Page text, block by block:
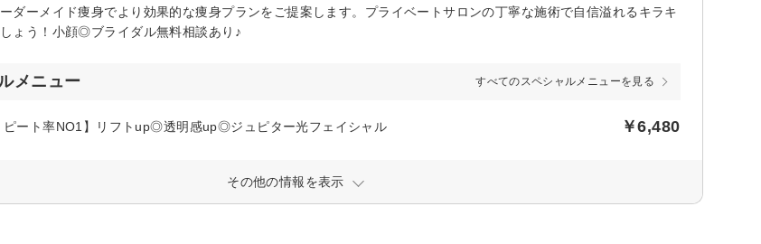
ダーメイド痩身でより効果的な痩身プランをご提案します。プライベートサロンの丁寧な施術で自信溢れるキラキ
ょう！小顔◎ブライダル無料相談あり♪
メニュー すべてのスペシャルメニューを見る
ピート率NO1】リフトup◎透明感up◎ジュピター光フェイシャル ￥6,480
その他の情報を表示